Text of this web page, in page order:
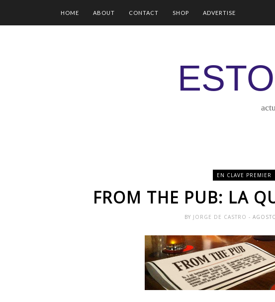
HOME ABOUT CONTACT SHOP ADVERTISE
EN CLAVE PREMIER
FROM THE PUB: LA
BY JORGE DE CASTRO -